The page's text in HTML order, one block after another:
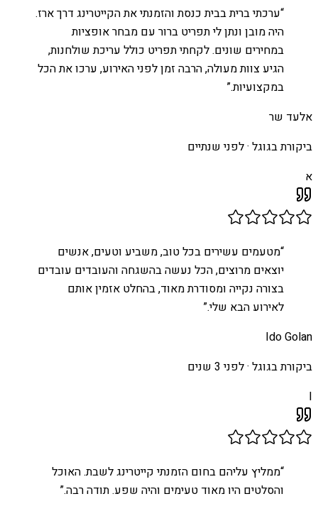
“ערכתי ברית בבית כנסת והזמנתי את הקייטרינג דרך ארז.
היה מובן ונתן לי תפריט ברור עם מבחר אופציות
במחירים שונים. לקחתי תפריט כולל עריכת שולחנות,
הגיע צוות מעולה, הרבה זמן לפני האירוע, ערכו את הכל
במקצועיות.”
אלעד שר
ביקורת בגוגל ·לפני שנתיים
א
“מטעמים עשירים בכל טוב, משביע וטעים, אנשים
יוצאים מרוצים, הכל נעשה בהשגחה והעובדים עובדים
בצורה נקייה ומסודרת מאוד, בהחלט אזמין אותם
לאירוע הבא שלי.”
Ido Golan
ביקורת בגוגל ·לפני 3 שנים
I
“ממליץ עליהם בחום הזמנתי קייטרינג לשבת. האוכל
והסלטים היו מאוד טעימים והיה שפע. תודה רבה.”